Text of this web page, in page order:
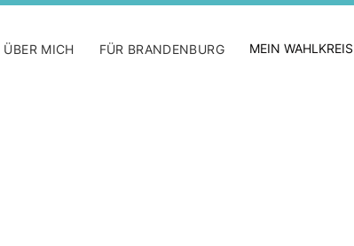
ÜBER MICH FÜR BRANDENBURG MEIN WAHLKREIS